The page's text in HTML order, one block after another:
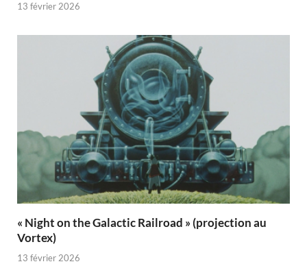
13 février 2026
« Night on the Galactic Railroad » (projection au
Vortex)
13 février 2026